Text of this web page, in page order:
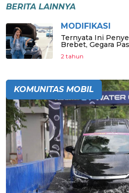
BERITA LAINNYA
MODIFIKASI
Ternyata Ini
Brebet, Gegara
2 tahun
KOMUNITAS MOBIL